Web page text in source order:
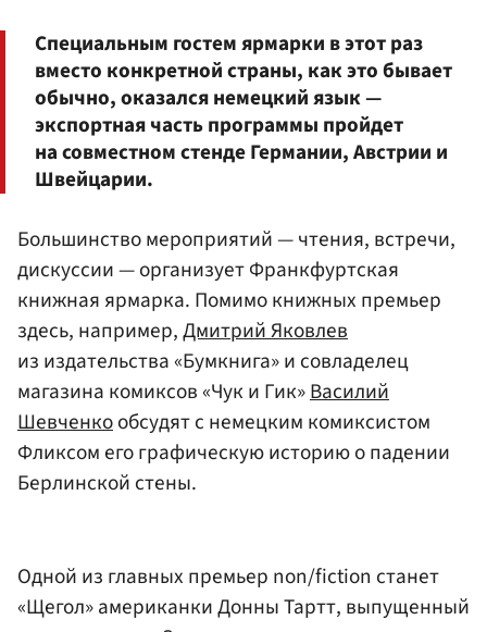
Специальным гостем ярмарки в этот раз
вместо конкретной страны, как это бывает
обычно, оказался немецкий язык —
экспортная часть программы пройдет
на совместном стенде Германии, Австрии и
Швейцарии.
Большинство мероприятий — чтения, встречи,
дискуссии — организует Франкфуртская
книжная ярмарка. Помимо книжных премьер
здесь, например,Дмитрий Яковлев
из издательства «Бумкнига» и совладелец
магазина комиксов «Чук и Гик»Василий
Шевченкообсудят с немецким комиксистом
Фликсом его графическую историю о падении
Берлинской стены.
Одной из главных премьер non/fiction станет
«Щегол» американки Донны Тартт, выпущенный